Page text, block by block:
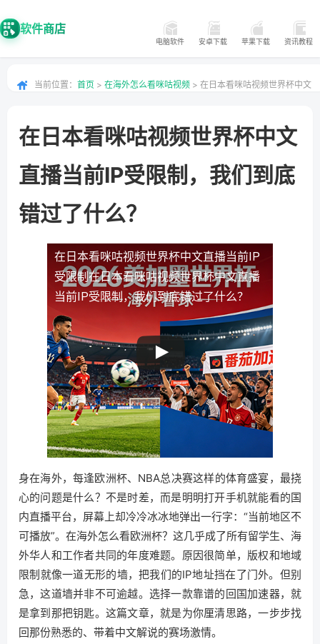
软件商店
电脑软件 安卓下载 苹果下载 资讯教程
当前位置： 首页 > 在海外怎么看咪咕视频 > 在日本看咪咕视频世界杯中文
在日本看咪咕视频世界杯中文
直播当前IP受限制，我们到底
错过了什么？
在日本看咪咕视频世界杯中文直播当前IP
受限制在日本看咪咕视频世界杯中文直播
当前IP受限制，我们到底错过了什么？
身在海外，每逢欧洲杯、NBA总决赛这样的体育盛宴，最挠
心的问题是什么？不是时差，而是明明打开手机就能看的国
内直播平台，屏幕上却冷冷冰冰地弹出一行字：“当前地区不
可播放”。在海外怎么看欧洲杯？这几乎成了所有留学生、海
外华人和工作者共同的年度难题。原因很简单，版权和地域
限制就像一道无形的墙，把我们的IP地址挡在了门外。但别
急，这道墙并非不可逾越。选择一款靠谱的回国加速器，就
是拿到那把钥匙。这篇文章，就是为你厘清思路，一步步找
回那份熟悉的、带着中文解说的赛场激情。